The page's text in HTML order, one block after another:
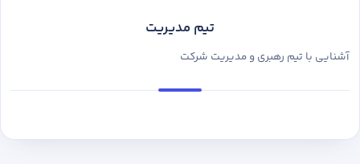
تیم مدیریت
آشنایی با تیم رهبری و مدیریت شرکت